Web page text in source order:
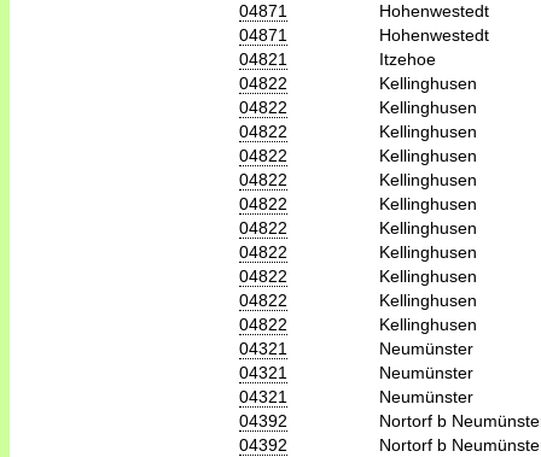
04871
Hohenwestedt
04871
Hohenwestedt
04821
Itzehoe
04822
Kellinghusen
04822
Kellinghusen
04822
Kellinghusen
04822
Kellinghusen
04822
Kellinghusen
04822
Kellinghusen
04822
Kellinghusen
04822
Kellinghusen
04822
Kellinghusen
04822
Kellinghusen
04822
Kellinghusen
04321
Neumünster
04321
Neumünster
04321
Neumünster
04392
Nortorf b
04392
Nortorf b